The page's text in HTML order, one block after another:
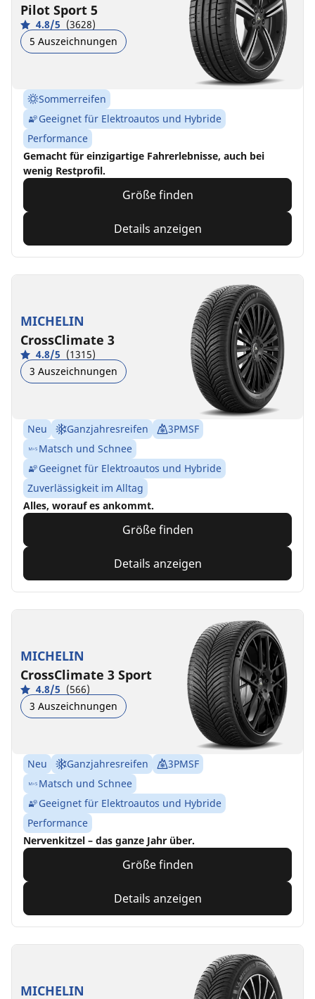
Pilot Sport 5
4.8/5 (3628)
5 Auszeichnungen
Sommerreifen
Geeignet für Elektroautos und Hybride
Performance
Gemacht für einzigartige Fahrerlebnisse, auch bei
wenig Restprofil.
Größe finden
Details anzeigen
MICHELIN
CrossClimate 3
4.8/5 (1315)
3 Auszeichnungen
Neu Ganzjahresreifen
3PMSF
Matsch und Schnee
Geeignet für Elektroautos und Hybride
Zuverlässigkeit im Alltag
Alles, worauf es ankommt.
Größe finden
Details anzeigen
MICHELIN
CrossClimate 3 Sport
4.8/5 (566)
3 Auszeichnungen
Neu Ganzjahresreifen
3PMSF
Matsch und Schnee
Geeignet für Elektroautos und Hybride
Performance
Nervenkitzel – das ganze Jahr über.
Größe finden
Details anzeigen
MICHELIN